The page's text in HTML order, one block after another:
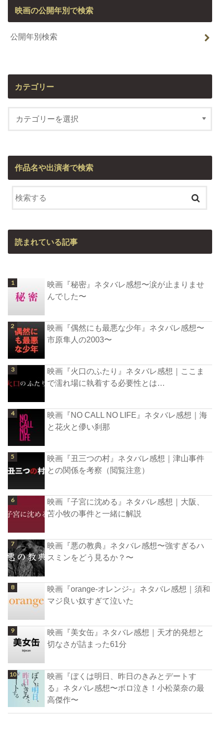
映画の公開年別で検索
公開年別検索
カテゴリー
作品名や出演者で検索
読まれている記事
映画『秘密』ネタバレ感想〜涙が止まりませ
んでした〜
映画『偶然にも最悪な少年』ネタバレ感想〜
市原隼人の2003〜
映画『火口のふたり』ネタバレ感想｜ここま
で濡れ場に執着する必要性とは…
映画『NO CALL NO LIFE』ネタバレ感想｜海
と花火と儚い刹那
映画『丑三つの村』ネタバレ感想｜津山事件
との関係を考察（閲覧注意）
映画『子宮に沈める』ネタバレ感想｜大阪、
苫小牧の事件と一緒に解説
映画『悪の教典』ネタバレ感想〜強すぎるハ
スミンをどう見るか？〜
映画『orange-オレンジ-』ネタバレ感想｜須和
マジ良い奴すぎて泣いた
映画『美女缶』ネタバレ感想｜天才的発想と
切なさが詰まった61分
映画『ぼくは明日、昨日のきみとデートす
る』ネタバレ感想〜ボロ泣き！小松菜奈の最
高傑作〜